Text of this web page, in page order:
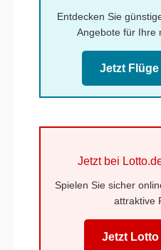
Entdecken Sie
Angebote für Ihre
Jetzt
Jetzt bei
Spielen Sie sicher
attraktive
Jetzt Lotto